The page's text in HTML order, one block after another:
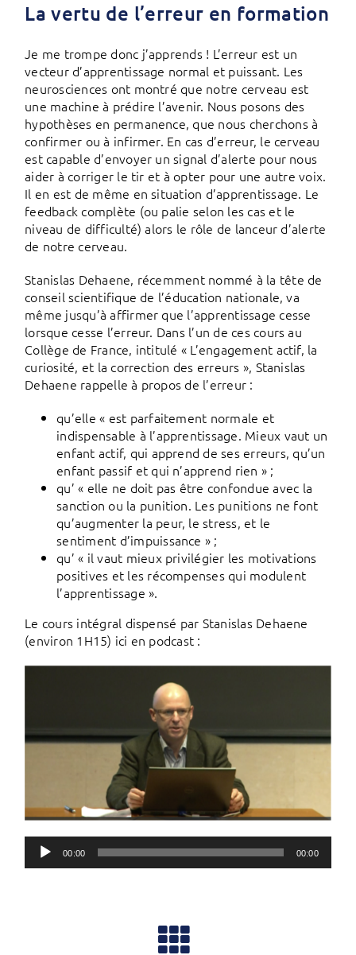
La vertu de l’erreur en formation
Je me trompe donc j’apprends ! L’erreur est un
vecteur d’apprentissage normal et puissant. Les
neurosciences ont montré que notre cerveau est
une machine à prédire l’avenir. Nous posons des
hypothèses en permanence, que nous cherchons à
confirmer ou à infirmer. En cas d’erreur, le cerveau
est capable d’envoyer un signal d’alerte pour nous
aider à corriger le tir et à opter pour une autre voix.
Il en est de même en situation d’apprentissage. Le
feedback complète (ou palie selon les cas et le
niveau de difficulté) alors le rôle de lanceur d’alerte
de notre cerveau.
Stanislas Dehaene, récemment nommé à la tête de
conseil scientifique de l’éducation nationale, va
même jusqu’à affirmer que l’apprentissage cesse
lorsque cesse l’erreur. Dans l’un de ces cours au
Collège de France, intitulé « L’engagement actif, la
curiosité, et la correction des erreurs », Stanislas
Dehaene rappelle à propos de l’erreur :
qu’elle « est parfaitement normale et
indispensable à l’apprentissage. Mieux vaut un
enfant actif, qui apprend de ses erreurs, qu’un
enfant passif et qui n’apprend rien » ;
qu’ « elle ne doit pas être confondue avec la
sanction ou la punition. Les punitions ne font
qu’augmenter la peur, le stress, et le
sentiment d’impuissance » ;
qu’ « il vaut mieux privilégier les motivations
positives et les récompenses qui modulent
l’apprentissage ».
Le cours intégral dispensé par Stanislas Dehaene
(environ 1H15) ici en podcast :
Lecteur
audio
00:00 00:00